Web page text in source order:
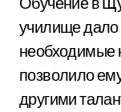
училище дало
необходимые
позволило
другими